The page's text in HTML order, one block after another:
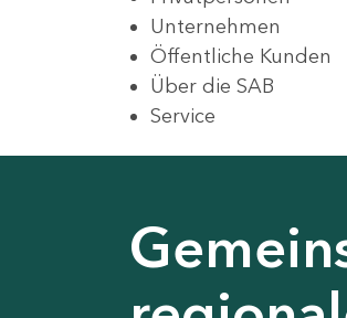
Unternehmen
Öffentliche Kunden
Über die SAB
Service